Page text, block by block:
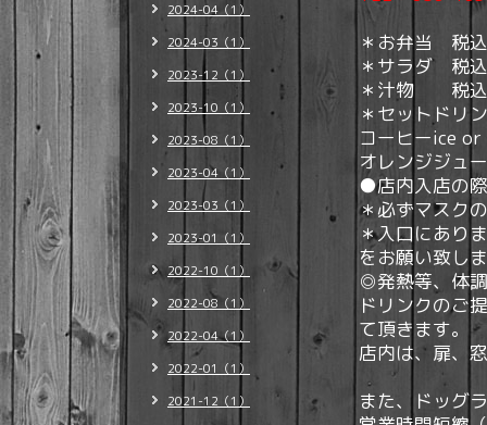
＊お弁当 税
＊サラダ 税
＊汁物 税込
＊セットドリ
コーヒーice
オレンジジ
●店内入店の
＊必ずマスク
＊入口にあり
をお願い致し
◎発熱等、体
ドリンクのご
て頂きます。
店内は、扉、
また、ドッグ
2024-04（1）
2024-03（1）
2023-12（1）
2023-10（1）
2023-08（1）
2023-04（1）
2023-03（1）
2023-01（1）
2022-10（1）
2022-08（1）
2022-04（1）
2022-01（1）
2021-12（1）